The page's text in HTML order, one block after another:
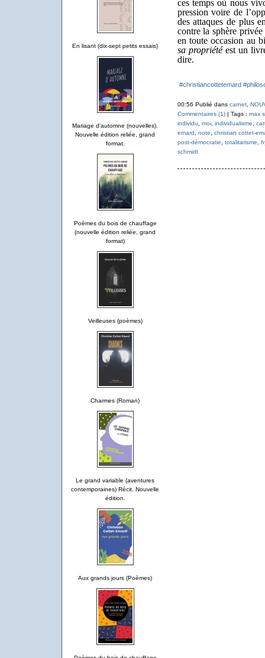
En lisant (dix-sept petits essais)
Mariage d'automne (nouvelles).
Nouvelle édition reliée, grand
format.
Poèmes du bois de chauffage
(nouvelle édition reliée, grand
format)
Veilleuses (poèmes)
Charmes (Roman)
Le grand variable (aventures
contemporaines) Récit. Nouvelle
édition.
Aux grands jours (Poèmes)
ces temps où nous
pression voire de
des attaques de plus
contre la sphère
en toute occasion au
sa propriétéest un
dire.
#christiancottetemard
00:56 Publié dans carnet,
Commentaires (1)| Tags : max
individu
moi, individualisme
emard
note
christian cottet-
post-démocratie
totalitarisme
schmidt